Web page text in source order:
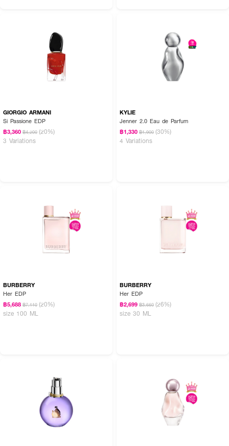
GIORGIO ARMANI
Si Passione EDP
฿3,360 ฿4,200 (20%)
3 Variations
KYLIE
Jenner 2.0 Eau de Parfum
฿1,330 ฿1,900 (30%)
4 Variations
BURBERRY
Her EDP
฿5,688 ฿7,110 (20%)
size 100 ML
BURBERRY
Her EDP
฿2,699 ฿3,660 (26%)
size 30 ML